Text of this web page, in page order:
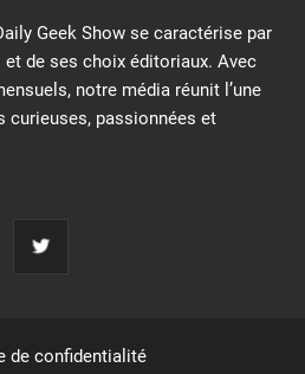
Geek Show se caractérise par
de ses choix éditoriaux. Avec
notre média réunit l’une
curieuses, passionnées et
de confidentialité